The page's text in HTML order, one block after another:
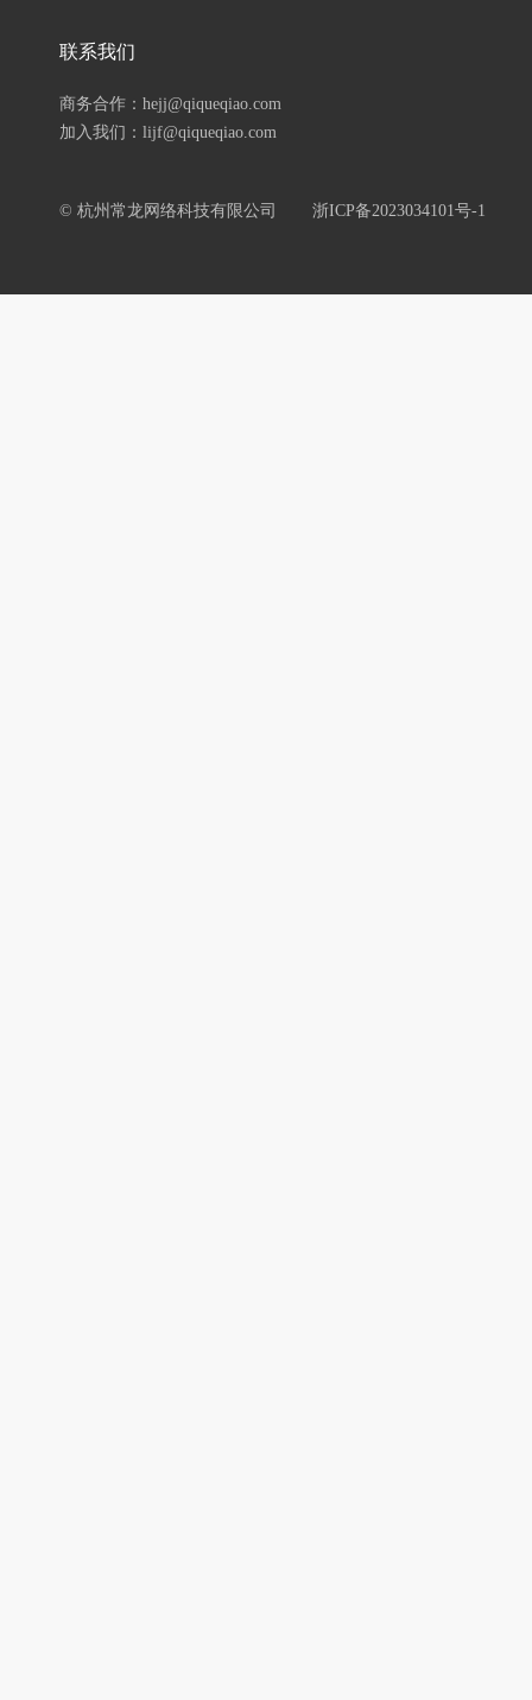
联系我们
商务合作：hejj@qiqueqiao.com
加入我们：lijf@qiqueqiao.com
© 杭州常龙网络科技有限公司 浙ICP备2023034101号-1